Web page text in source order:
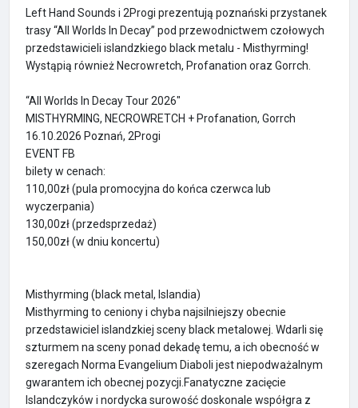
Left Hand Sounds i 2Progi prezentują poznański przystanek
trasy “All Worlds In Decay” pod przewodnictwem czołowych
przedstawicieli islandzkiego black metalu - Misthyrming!
Wystąpią również Necrowretch, Profanation oraz Gorrch.
“All Worlds In Decay Tour 2026"
MISTHYRMING, NECROWRETCH + Profanation, Gorrch
16.10.2026 Poznań, 2Progi
EVENT FB
bilety w cenach:
110,00zł (pula promocyjna do końca czerwca lub
wyczerpania)
130,00zł (przedsprzedaż)
150,00zł (w dniu koncertu)
Misthyrming (black metal, Islandia)
Misthyrming to ceniony i chyba najsilniejszy obecnie
przedstawiciel islandzkiej sceny black metalowej. Wdarli się
szturmem na sceny ponad dekadę temu, a ich obecność w
szeregach Norma Evangelium Diaboli jest niepodważalnym
gwarantem ich obecnej pozycji.Fanatyczne zacięcie
Islandczyków i nordycka surowość doskonale współgra z